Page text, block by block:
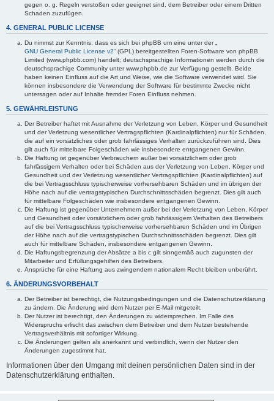
gegen o. g. Regeln verstoßen oder geeignet sind, dem Betreiber oder einem Dritten
Schaden zuzufügen.
4. GENERAL PUBLIC LICENSE
Du nimmst zur Kenntnis, dass es sich bei phpBB um eine unter der „
GNU General Public License v2“ (GPL) bereitgestellten Foren-Software von phpBB
Limited (www.phpbb.com) handelt; deutschsprachige Informationen werden durch die
deutschsprachige Community unter www.phpbb.de zur Verfügung gestellt. Beide
haben keinen Einfluss auf die Art und Weise, wie die Software verwendet wird. Sie
können insbesondere die Verwendung der Software für bestimmte Zwecke nicht
untersagen oder auf Inhalte fremder Foren Einfluss nehmen.
5. GEWÄHRLEISTUNG
Der Betreiber haftet mit Ausnahme der Verletzung von Leben, Körper und Gesundheit
und der Verletzung wesentlicher Vertragspflichten (Kardinalpflichten) nur für Schäden,
die auf ein vorsätzliches oder grob fahrlässiges Verhalten zurückzuführen sind. Dies
gilt auch für mittelbare Folgeschäden wie insbesondere entgangenen Gewinn.
Die Haftung ist gegenüber Verbrauchern außer bei vorsätzlichem oder grob
fahrlässigem Verhalten oder bei Schäden aus der Verletzung von Leben, Körper und
Gesundheit und der Verletzung wesentlicher Vertragspflichten (Kardinalpflichten) auf
die bei Vertragsschluss typischerweise vorhersehbaren Schäden und im übrigen der
Höhe nach auf die vertragstypischen Durchschnittsschäden begrenzt. Dies gilt auch
für mittelbare Folgeschäden wie insbesondere entgangenen Gewinn.
Die Haftung ist gegenüber Unternehmern außer bei der Verletzung von Leben, Körper
und Gesundheit oder vorsätzlichem oder grob fahrlässigem Verhalten des Betreibers
auf die bei Vertragsschluss typischerweise vorhersehbaren Schäden und im Übrigen
der Höhe nach auf die vertragstypischen Durchschnittsschäden begrenzt. Dies gilt
auch für mittelbare Schäden, insbesondere entgangenen Gewinn.
Die Haftungsbegrenzung der Absätze a bis c gilt sinngemäß auch zugunsten der
Mitarbeiter und Erfüllungsgehilfen des Betreibers.
Ansprüche für eine Haftung aus zwingendem nationalem Recht bleiben unberührt.
6. ÄNDERUNGSVORBEHALT
Der Betreiber ist berechtigt, die Nutzungsbedingungen und die Datenschutzerklärung
zu ändern. Die Änderung wird dem Nutzer per E-Mail mitgeteilt.
Der Nutzer ist berechtigt, den Änderungen zu widersprechen. Im Falle des
Widerspruchs erlischt das zwischen dem Betreiber und dem Nutzer bestehende
Vertragsverhältnis mit sofortiger Wirkung.
Die Änderungen gelten als anerkannt und verbindlich, wenn der Nutzer den
Änderungen zugestimmt hat.
Informationen über den Umgang mit deinen persönlichen Daten sind in der
Datenschutzerklärung enthalten.